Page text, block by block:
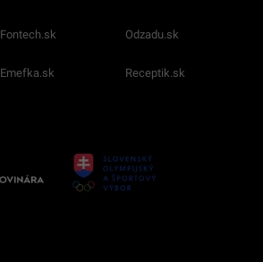
Fontech.sk Odzadu.sk
Emefka.sk Receptik.sk